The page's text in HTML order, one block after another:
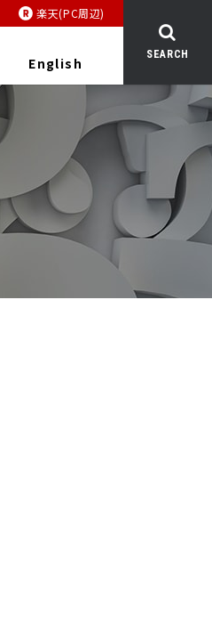
楽天(PC周辺)
English SEARCH